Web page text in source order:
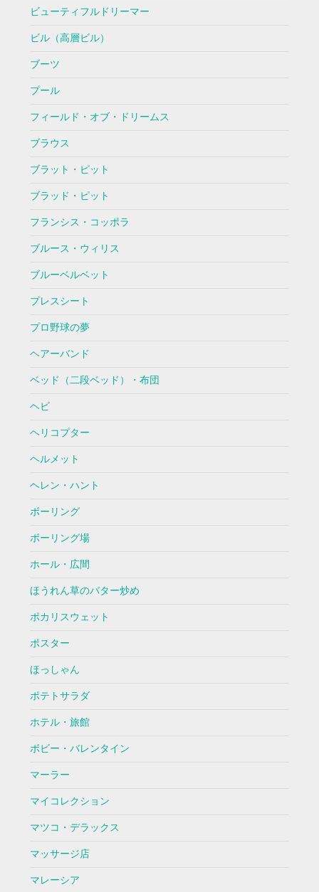
ビューティフルドリーマー
ビル（高層ビル）
ブーツ
プール
フィールド・オブ・ドリームス
ブラウス
ブラット・ピット
ブラッド・ピット
フランシス・コッポラ
ブルース・ウィリス
ブルーベルベット
プレスシート
プロ野球の夢
ヘアーバンド
ベッド（二段ベッド）・布団
ヘビ
ヘリコプター
ヘルメット
ヘレン・ハント
ボーリング
ボーリング場
ホール・広間
ほうれん草のバター炒め
ポカリスウェット
ポスター
ほっしゃん
ポテトサラダ
ホテル・旅館
ボビー・バレンタイン
マーラー
マイコレクション
マツコ・デラックス
マッサージ店
マレーシア